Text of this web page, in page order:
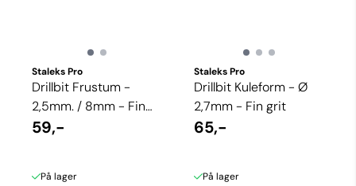
Staleks Pro
Drillbit Frustum -
2,5mm. / 8mm - Fin
grit
59,-
På lager
Staleks Pro
Drillbit Kuleform - Ø
2,7mm - Fin grit
65,-
På lager